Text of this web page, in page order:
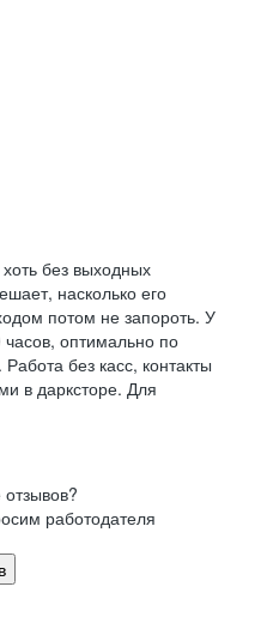
без выходных
насколько его
потом не запороть. У
оптимально по
без касс, контакты
в дарксторе. Для
работодателя